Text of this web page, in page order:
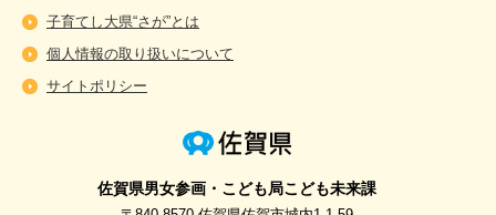
子育てし大県“さが”とは
個人情報の取り扱いについて
サイトポリシー
佐賀県男女参画・こども局こども未来課